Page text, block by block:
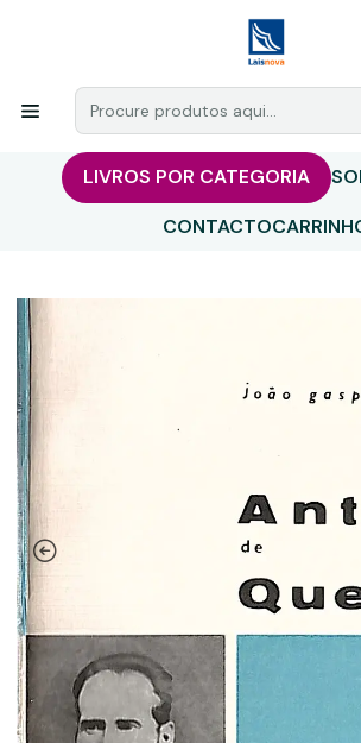
LIVROS POR CATEGORIA
CONTACTO